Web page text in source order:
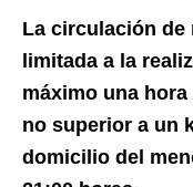
La circulación de
limitada a la
máximo una
no superior a un
domicilio del